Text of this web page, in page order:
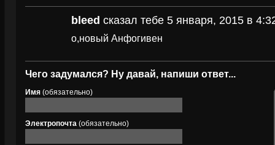
bleed сказал тебе 5 января, 2015 в
о,новый Анфогивен
Чего задумался? Ну давай, напиши ответ...
Имя (обязательно)
Электропочта (обязательно)